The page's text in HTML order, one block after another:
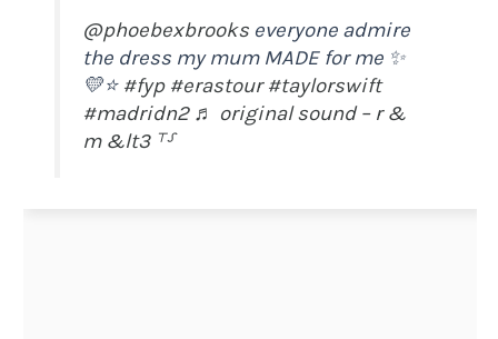
@phoebexbrooks everyone admire
the dress my mum MADE for me ✨
💛⭐️ #fyp #erastour #taylorswift
#madridn2 ♬ original sound – r &
m &lt3 ⸆⸉